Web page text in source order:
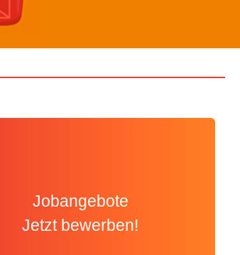
Jobangebote
Jetzt bewerben!